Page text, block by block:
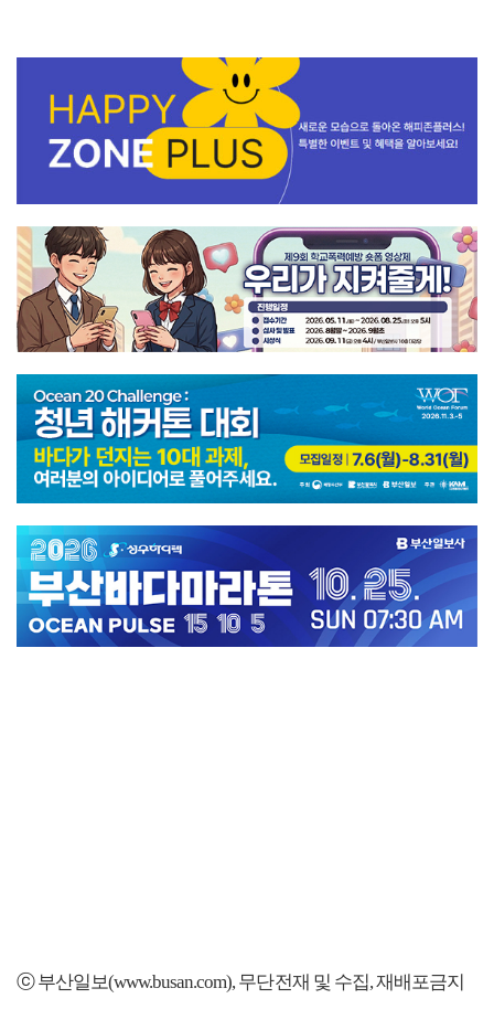
ⓒ 부산일보(www.busan.com), 무단전재 및 수집, 재배포금지